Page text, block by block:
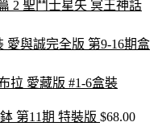
聖鬥士星矢 冥王神話
愛與誠完全版 第9-16期盒
拉 愛藏版 #1-6盒裝
第11期 特裝版 $68.00